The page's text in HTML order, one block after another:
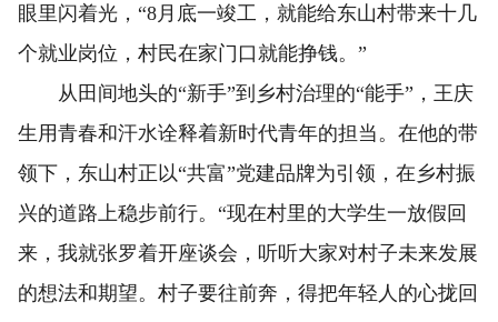
眼里闪着光，“8月底一竣工，就能给东山村带来十几
个就业岗位，村民在家门口就能挣钱。”
从田间地头的“新手”到乡村治理的“能手”，王庆
生用青春和汗水诠释着新时代青年的担当。在他的带
领下，东山村正以“共富”党建品牌为引领，在乡村振
兴的道路上稳步前行。“现在村里的大学生一放假回
来，我就张罗着开座谈会，听听大家对村子未来发展
的想法和期望。村子要往前奔，得把年轻人的心拢回